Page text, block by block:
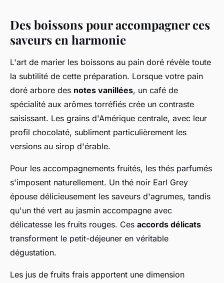
Des boissons pour accompagner ces
saveurs en harmonie
L'art de marier les boissons au pain doré révèle toute
la subtilité de cette préparation. Lorsque votre pain
doré arbore des notes vanillées, un café de
spécialité aux arômes torréfiés crée un contraste
saisissant. Les grains d'Amérique centrale, avec leur
profil chocolaté, subliment particulièrement les
versions au sirop d'érable.
Pour les accompagnements fruités, les thés parfumés
s'imposent naturellement. Un thé noir Earl Grey
épouse délicieusement les saveurs d'agrumes, tandis
qu'un thé vert au jasmin accompagne avec
délicatesse les fruits rouges. Ces accords délicats
transforment le petit-déjeuner en véritable
dégustation.
Les jus de fruits frais apportent une dimension